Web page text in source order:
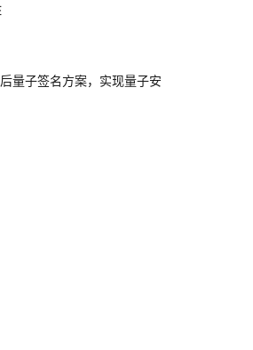
量子签名方案，实现量子安